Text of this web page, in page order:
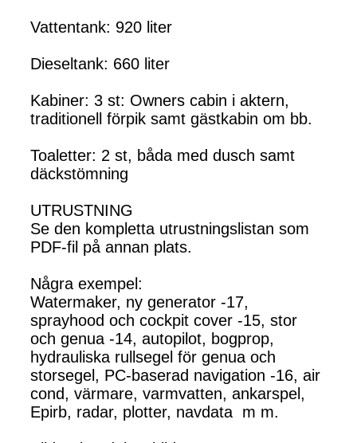
Vattentank: 920 liter
Dieseltank: 660 liter
Kabiner: 3 st: Owners cabin i aktern,
traditionell förpik samt gästkabin om bb.
Toaletter: 2 st, båda med dusch samt
däckstömning
UTRUSTNING
Se den kompletta utrustningslistan som
PDF-fil på annan plats.
Några exempel:
Watermaker, ny generator -17,
sprayhood och cockpit cover -15, stor
och genua -14, autopilot, bogprop,
hydrauliska rullsegel för genua och
storsegel, PC-baserad navigation -16, air
cond, värmare, varmvatten, ankarspel,
Epirb, radar, plotter, navdata m m.